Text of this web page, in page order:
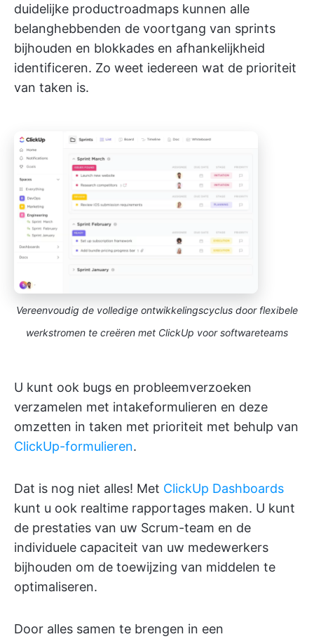
duidelijke productroadmaps kunnen alle
belanghebbenden de voortgang van sprints
bijhouden en blokkades en afhankelijkheid
identificeren. Zo weet iedereen wat de prioriteit
van taken is.
Vereenvoudig de volledige ontwikkelingscyclus door flexibele
werkstromen te creëren met ClickUp voor softwareteams
U kunt ook bugs en probleemverzoeken
verzamelen met intakeformulieren en deze
omzetten in taken met prioriteit met behulp van
ClickUp-formulieren.
Dat is nog niet alles! Met ClickUp Dashboards
kunt u ook realtime rapportages maken. U kunt
de prestaties van uw Scrum-team en de
individuele capaciteit van uw medewerkers
bijhouden om de toewijzing van middelen te
optimaliseren.
Door alles samen te brengen in een